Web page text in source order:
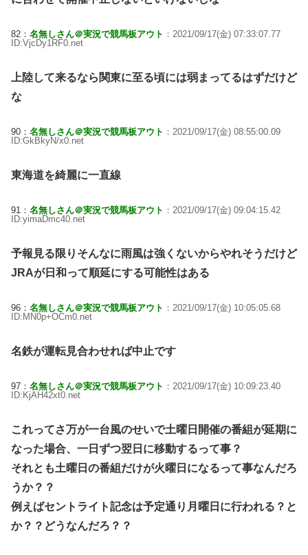
82： 名無しさん＠実況で競馬板アウト ：2021/09/17(金) 07:33:07.77
ID:VjcDy1RF0.net
上陸して来るなら関東に至る頃には弱まってるはずだけど
な
90： 名無しさん＠実況で競馬板アウト ：2021/09/17(金) 08:55:00.09
ID:GkBkyN/x0.net
東海道を綺麗に一直線
91： 名無しさん＠実況で競馬板アウト ：2021/09/17(金) 09:04:15.42
ID:yimaDmc40.net
予報見る限りそんなに雨風は強くないからやれそうだけど
JRAが日和って順延にする可能性はある
96： 名無しさん＠実況で競馬板アウト ：2021/09/17(金) 10:05:05.68
ID:MN0p+OCm0.net
名鉄が運転見合わせれば中止です
97： 名無しさん＠実況で競馬板アウト ：2021/09/17(金) 10:09:23.40
ID:KjAH42xt0.net
これってさ万が一台風のせいで土曜日開催の番組が延期に
なった場合、一日ずつ翌日に移動するって事？
それとも土曜日の番組だけが火曜日になるって事なんだろ
うか？？
例えばセントライト記念は予定通り月曜日に行われる？と
か？？どうなんだろ？？